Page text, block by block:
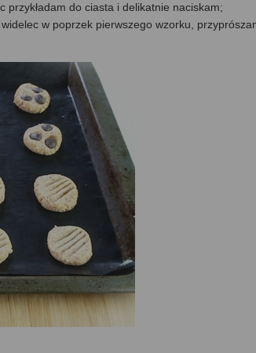
do ciasta i delikatnie naciskam;
w poprzek pierwszego wzorku,